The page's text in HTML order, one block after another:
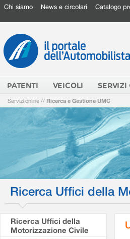
Chi siamo News e circolari Catalogo
PATENTI VEICOLI SERVIZI
Servizi online // Ricerca e Gestione UMC
Ricerca Uffici della
Ricerca Uffici della
Motorizzazione Civile